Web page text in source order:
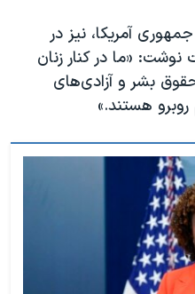
آمریکا، نیز در
«ما در کنار زنان
بشر و آزادی‌های
هستند.»